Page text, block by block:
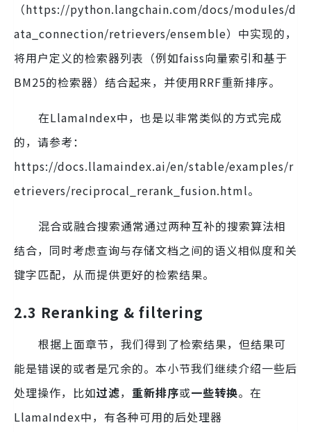
（https://python.langchain.com/docs/modules/d
ata_connection/retrievers/ensemble）中实现的，
将用户定义的检索器列表（例如faiss向量索引和基于
BM25的检索器）结合起来，并使用RRF重新排序。
在LlamaIndex中，也是以非常类似的方式完成
的，请参考：
https://docs.llamaindex.ai/en/stable/examples/r
etrievers/reciprocal_rerank_fusion.html。
混合或融合搜索通常通过两种互补的搜索算法相
结合，同时考虑查询与存储文档之间的语义相似度和关
键字匹配，从而提供更好的检索结果。
2.3 Reranking & filtering
根据上面章节，我们得到了检索结果，但结果可
能是错误的或者是冗余的。本小节我们继续介绍一些后
处理操作，比如过滤， 重新排序或一些转换。在
LlamaIndex中，有各种可用的后处理器